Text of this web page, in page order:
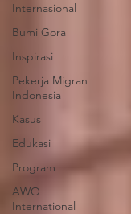
Internasional
Bumi Gora
Inspirasi
Pekerja Migran
Indonesia
Kasus
Edukasi
Program
AWO
International